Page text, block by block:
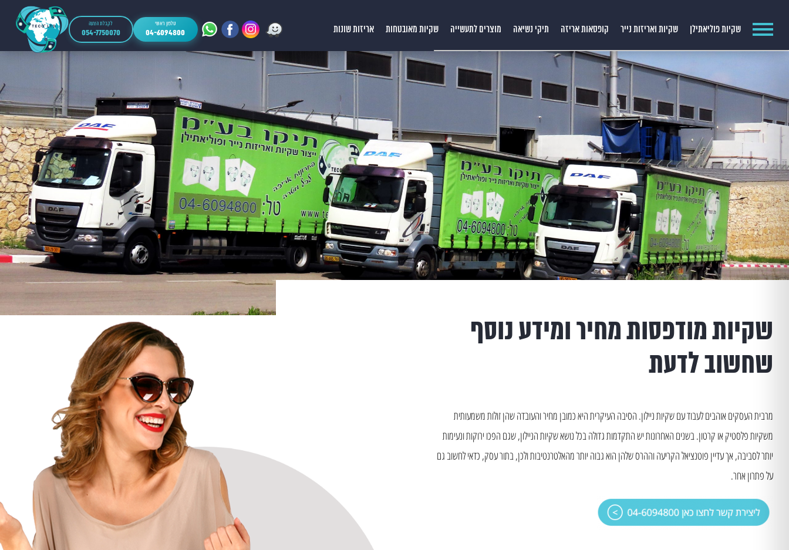
שקיות פוליאתילן שקיות ואריזות נייר קופסאות אריזה תיקי נשיאה מוצרים לתעשייה שקיות מאובטחות אריזות שונות טלפון ראשי
04-6094800
לקבלת הצעה
054-7750070
שקיות מודפסות מחיר ומידע נוסף
שחשוב לדעת
מרבית העסקים אוהבים לעבוד עם שקיות ניילון. הסיבה העיקרית היא כמובן מחיר והעובדה שהן זולות משמעותית
משקיות פלסטיק או קרטון. בשנים האחרונות יש התקדמות גדולה בכל נושא שקיות הניילון, שגם הפכו ירוקות ונעימות
יותר לסביבה, אך עדיין פוטנציאל הקריעה וההרס שלהן הוא גבוה יותר מהאלטרנטיבות ולכן, בתור עסק, כדאי לחשוב גם
על פתרון אחר.